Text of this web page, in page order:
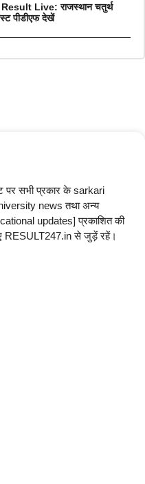
Live: राजस्थान चतुर्थ
पीडीएफ देखें
पर सभी प्रकार के sarkari
news तथा अन्य
updates] प्रकाशित की
RESULT247.in से जुड़ें रहें।